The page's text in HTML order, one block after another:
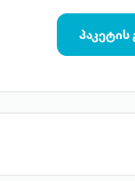
პაკეტის